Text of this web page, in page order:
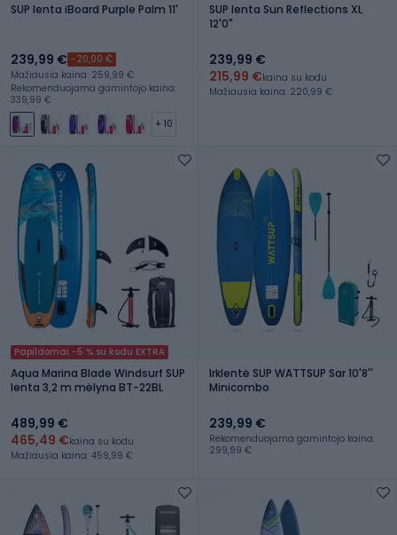
SUP lenta iBoard Purple Palm 11'
239,99 € -20,00 €
Mažiausia kaina: 259,99 €
Rekomenduojama gamintojo kaina:
339,99 €
+ 10
SUP lenta Sun Reflections XL
12'0"
239,99 €
215,99 €kaina su kodu
Mažiausia kaina: 220,99 €
Papildomai -5 % su kodu EXTRA
Aqua Marina Blade Windsurf SUP
lenta 3,2 m mėlyna BT-22BL
489,99 €
465,49 €kaina su kodu
Mažiausia kaina: 459,99 €
Irklentė SUP WATTSUP Sar 10'8''
Minicombo
239,99 €
Rekomenduojama gamintojo kaina:
299,99 €